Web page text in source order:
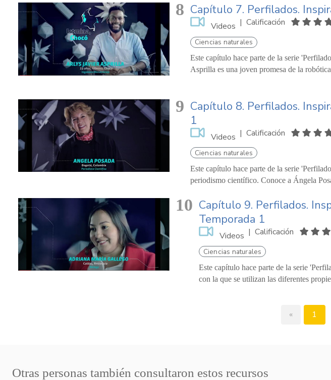
8 Capítulo 7. Perfilados.
Videos | Calificación
Ciencias naturales
Este capítulo hace parte de la serie
Asprilla es una joven promesa de la
9 Capítulo 8. Perfilados.
1
Videos | Calificación
Ciencias naturales
Este capítulo hace parte de la serie
periodismo científico. Conoce a Ángela
10 Capítulo 9. Perfilados.
Temporada 1
Videos | Calificación
Ciencias naturales
Este capítulo hace parte de la serie
con la que se utilizan las diferentes
« 1
Otras personas también consultaron estos recursos